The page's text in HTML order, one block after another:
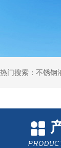
热门搜索：不锈钢